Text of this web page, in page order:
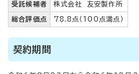
受託候補者 株式会社 友安製作所
総合評価点 78.8点（100点満点）
契約期間